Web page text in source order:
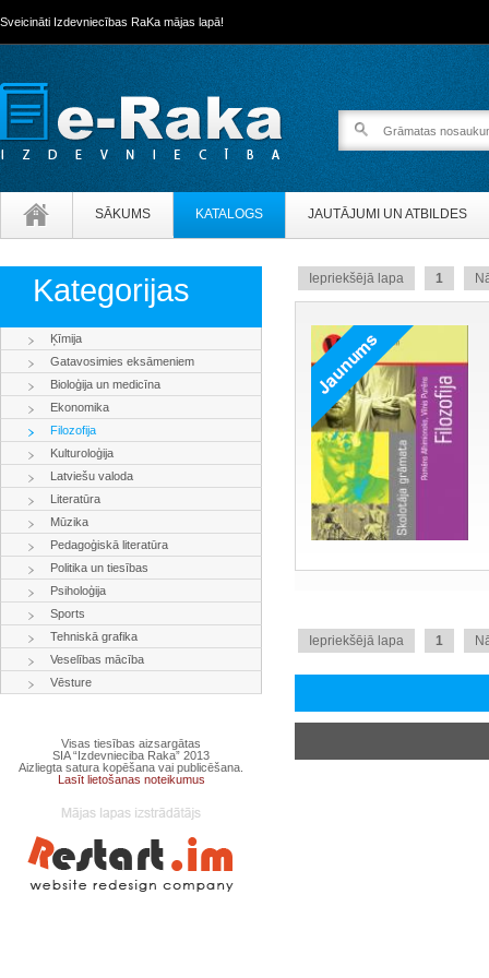
Sveicināti Izdevniecības RaKa mājas lapā!
SĀKUMS KATALOGS JAUTĀJUMI UN ATBILDES
Kategorijas
Ķīmija
Gatavosimies eksāmeniem
Bioloģija un medicīna
Ekonomika
Filozofija
Kulturoloģija
Latviešu valoda
Literatūra
Mūzika
Pedagoģiskā literatūra
Politika un tiesības
Psiholoģija
Sports
Tehniskā grafika
Veselības mācība
Vēsture
Visas tiesības aizsargātas
SIA “Izdevnieciba Raka” 2013
Aizliegta satura kopēšana vai publicēšana.
Lasīt lietošanas noteikumus
Iepriekšējā lapa 1
Iepriekšējā lapa 1